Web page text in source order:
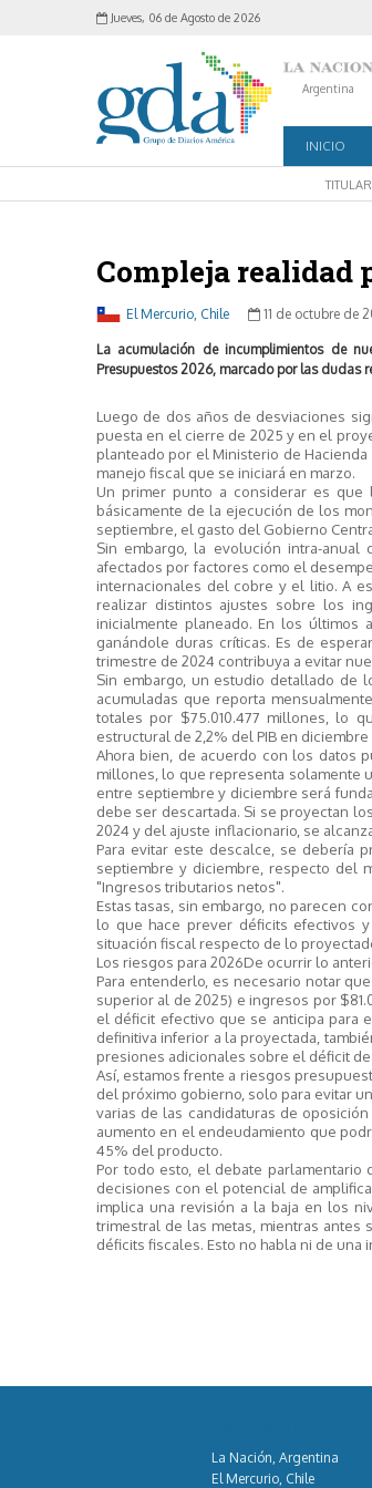
Jueves, 06 de Agosto de 2026
Argentina
INICIO
Compleja realidad
El Mercurio, Chile 11 de octubre de
La acumulación de incumplimientos de
Presupuestos 2026, marcado por las dudas
Luego de dos años de desviaciones
puesta en el cierre de 2025 y en el
planteado por el Ministerio de
manejo fiscal que se iniciará en marzo.
Un primer punto a considerar es
básicamente de la ejecución de los
septiembre, el gasto del Gobierno
Sin embargo, la evolución intra-
afectados por factores como el
internacionales del cobre y el litio. A
realizar distintos ajustes sobre los
inicialmente planeado. En los últimos
ganándole duras críticas. Es de
trimestre de 2024 contribuya a evitar
Sin embargo, un estudio detallado de
acumuladas que reporta
totales por $75.010.477 millones, lo
estructural de 2,2% del PIB en
Ahora bien, de acuerdo con los datos
millones, lo que representa solamente
entre septiembre y diciembre será
debe ser descartada. Si se proyectan
2024 y del ajuste inflacionario, se
Para evitar este descalce, se debería
septiembre y diciembre, respecto del
"Ingresos tributarios netos".
Estas tasas, sin embargo, no parecen
lo que hace prever déficits efectivos
situación fiscal respecto de lo
Los riesgos para 2026De ocurrir lo
Para entenderlo, es necesario notar
superior al de 2025) e ingresos por
el déficit efectivo que se anticipa para
definitiva inferior a la proyectada,
presiones adicionales sobre el déficit
Así, estamos frente a riesgos
del próximo gobierno, solo para evitar
varias de las candidaturas de
aumento en el endeudamiento que
45% del producto.
Por todo esto, el debate
decisiones con el potencial de
implica una revisión a la baja en los
trimestral de las metas, mientras
déficits fiscales. Esto no habla ni de
La Nación, Argentina
El Mercurio, Chile